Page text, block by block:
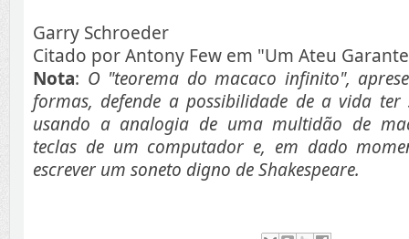
Garry Schroeder
Citado por Antony Few em "Um Ateu
Nota: O "teorema do macaco infinito",
formas, defende a possibilidade de a vida
usando a analogia de uma multidão de
teclas de um computador e, em dado
escrever um soneto digno de Shakespeare.